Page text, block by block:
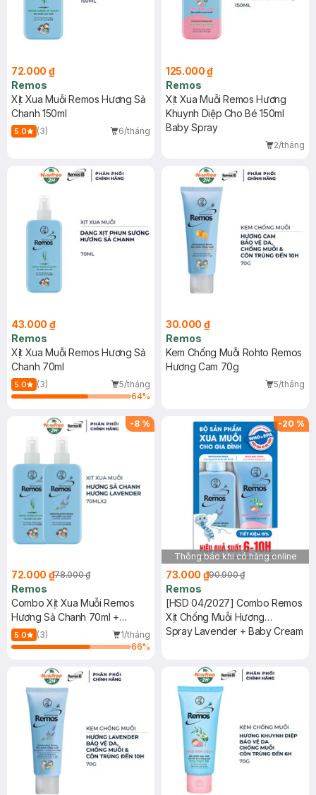
72.000 ₫
Remos
Xịt Xua Muỗi Remos Hương Sả
Chanh 150ml
5.0 (3) 6/tháng
125.000 ₫
Remos
Xịt Xua Muỗi Remos Hương
Khuynh Diệp Cho Bé 150ml
Baby Spray
2/tháng
43.000 ₫
Remos
Xịt Xua Muỗi Remos Hương Sả
Chanh 70ml
5.0 (3)
5/tháng
64%
30.000 ₫
Remos
Kem Chống Muỗi Rohto Remos
Hương Cam 70g
5/tháng
-8 %
72.000 ₫78.000 ₫
Remos
Combo Xịt Xua Muỗi Remos
Hương Sả Chanh 70ml +
Lavender 70ml
5.0 (3)
1/tháng
66%
-20 %
Thông báo khi có hàng online
73.000 ₫90.900 ₫
Remos
[HSD 04/2027] Combo Remos
Xịt Chống Muỗi Hương
Lavender + Kem Chống Muỗi
Spray Lavender + Baby Cream